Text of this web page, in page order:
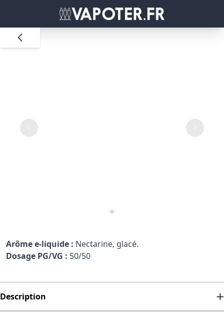
Arôme e-liquide : Nectarine, glacé.
Dosage PG/VG : 50/50
Description